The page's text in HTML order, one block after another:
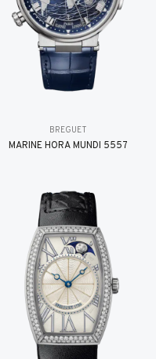
BREGUET
MARINE HORA MUNDI 5557